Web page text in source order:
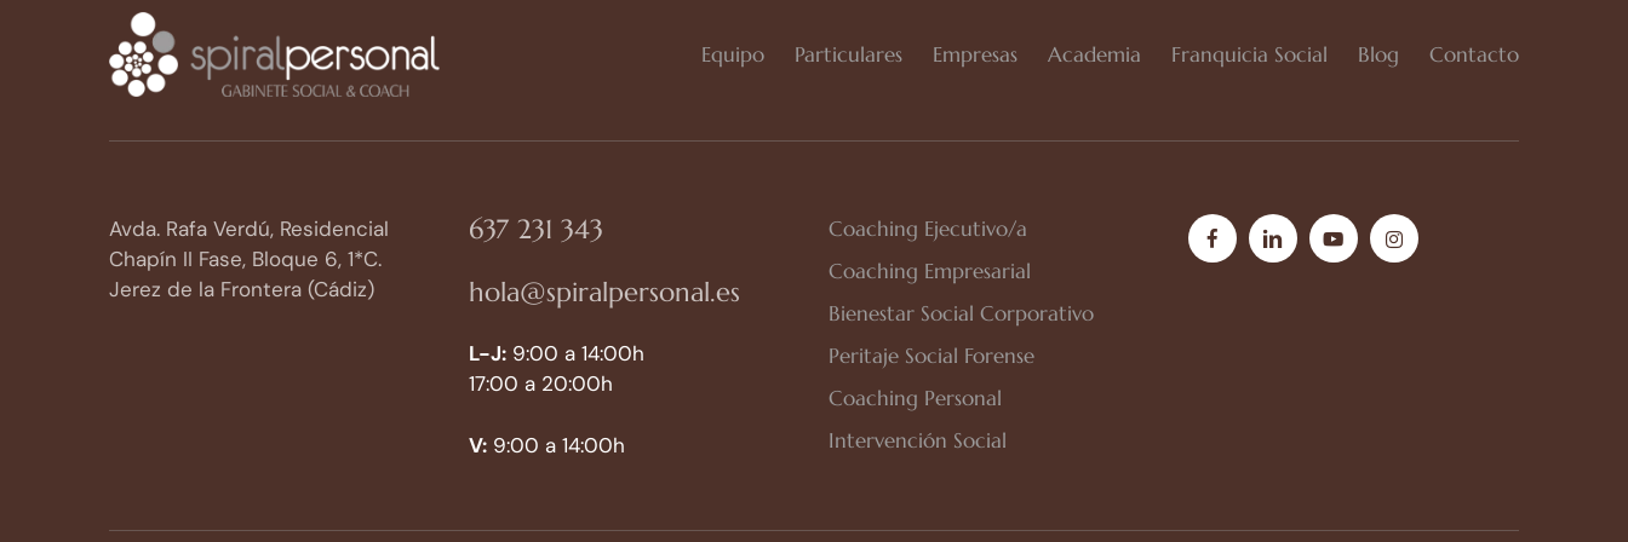
Equipo Particulares Empresas Academia Franquicia Social Blog Contacto
Avda. Rafa Verdú, Residencial
Chapín II Fase, Bloque 6, 1*C.
Jerez de la Frontera (Cádiz)
637 231 343
hola@spiralpersonal.es
L-J: 9:00 a 14:00h
17:00 a 20:00h
V: 9:00 a 14:00h
Coaching Ejecutivo/a
Coaching Empresarial
Bienestar Social Corporativo
Peritaje Social Forense
Coaching Personal
Intervención Social
facebooklinkedinyoutubeinstagram